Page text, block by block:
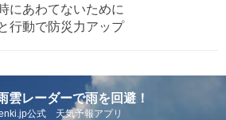
にあわてないために
行動で防災力アップ
雲レーダーで雨を回避！
公式 天気予報アプリ